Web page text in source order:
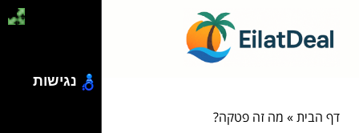
דף הבית» מה זה פטקה?
נגישות